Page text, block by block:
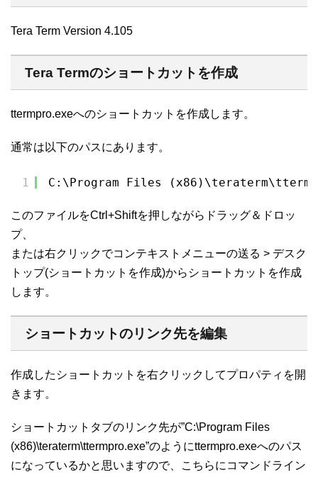
Tera Term Version 4.105
Tera Termのショートカットを作成
ttermpro.exeへのショートカットを作成します。
通常は以下のパスにあります。
1 C:\Program Files
このファイルをCtrl+Shiftを押しながらドラッグ＆ドロッ
プ、
または右クリックでコンテキストメニューの送る > デスク
トップ(ショートカットを作成)からショートカットを作成
します。
ショートカットのリンク先を編集
作成したショートカットを右クリックしてプロパティを開
きます。
ショートカットタブのリンク先が”C:\Program Files
(x86)\teraterm\ttermpro.exe”のようにttermpro.exeへのパス
になっているかと思いますので、こちらにコマンドライン